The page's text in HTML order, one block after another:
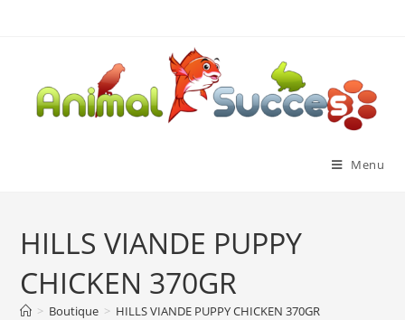
Menu
HILLS VIANDE PUPPY
CHICKEN 370GR
> Boutique > HILLS VIANDE PUPPY CHICKEN 370GR